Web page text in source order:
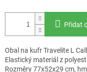
Přidat
Obal na kufr Travelite L
Elastický materiál z
Rozměry 77x52x29 cm,